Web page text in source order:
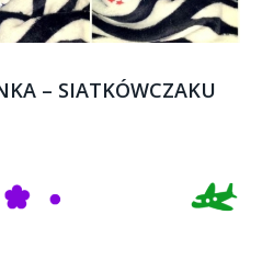
– SIATKÓWCZAKU